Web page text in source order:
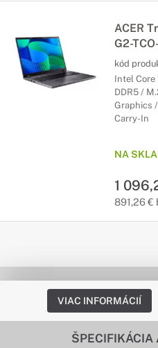
ACER
G2-
kód
Intel Core
DDR5 /
Graphics
Carry-In
NA
1
891,26 €
VIAC INFORMÁCIÍ
ŠPECIFIKÁCIA